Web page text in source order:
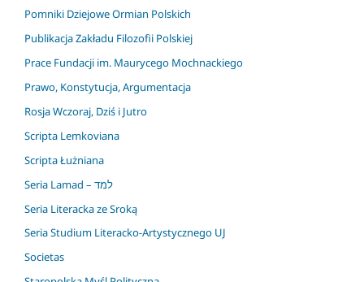
Pomniki Dziejowe Ormian Polskich
Publikacja Zakładu Filozofii Polskiej
Prace Fundacji im. Maurycego Mochnackiego
Prawo, Konstytucja, Argumentacja
Rosja Wczoraj, Dziś i Jutro
Scripta Lemkoviana
Scripta Łużniana
Seria Lamad – למד
Seria Literacka ze Sroką
Seria Studium Literacko-Artystycznego UJ
Societas